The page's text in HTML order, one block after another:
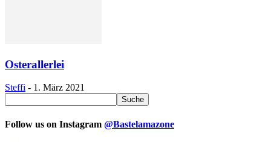
Osterallerlei
Steffi - 1. März 2021
Follow us on Instagram @Bastelamazone